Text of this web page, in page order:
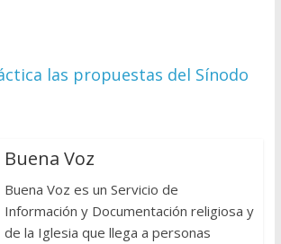
las propuestas del Sínodo
Buena Voz
Buena Voz es un Servicio de
Información y Documentación religiosa y
de la Iglesia que llega a personas